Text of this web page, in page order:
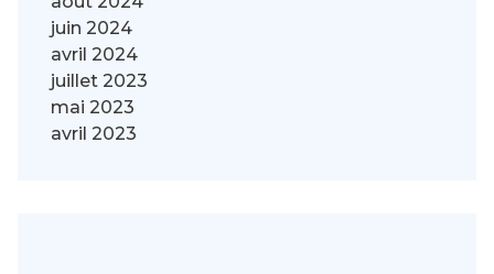
juin 2024
avril 2024
juillet 2023
mai 2023
avril 2023